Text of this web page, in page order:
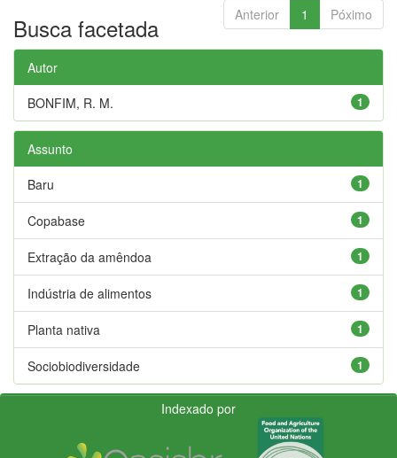
Anterior 1 Póximo
Busca facetada
Autor
1
BONFIM, R. M.
Assunto
1
Baru
1
Copabase
1
Extração da amêndoa
1
Indústria de alimentos
1
Planta nativa
1
Sociobiodiversidade
Indexado por